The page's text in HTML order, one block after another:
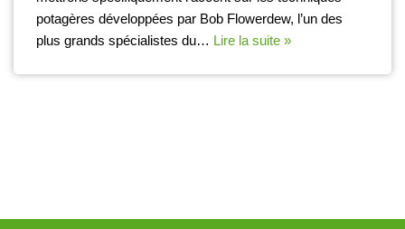
potagères développées par Bob Flowerdew, l’un des
plus grands spécialistes du… Lire la suite »